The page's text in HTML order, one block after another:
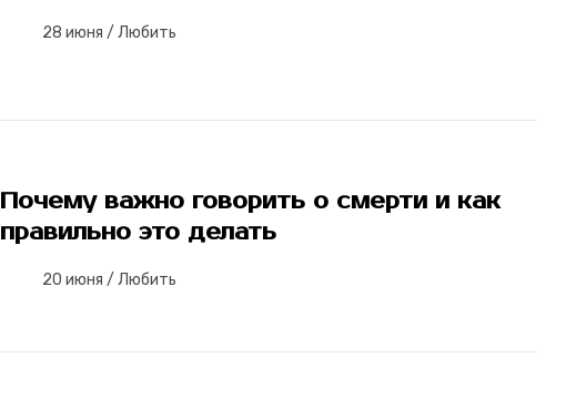
28 июня / Любить
Почему важно говорить о смерти и как
правильно это делать
20 июня / Любить